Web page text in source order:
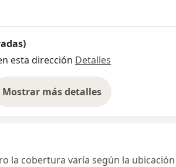
esta dirección Detalles
Mostrar más detalles
sobre la dirección
la cobertura varía según la